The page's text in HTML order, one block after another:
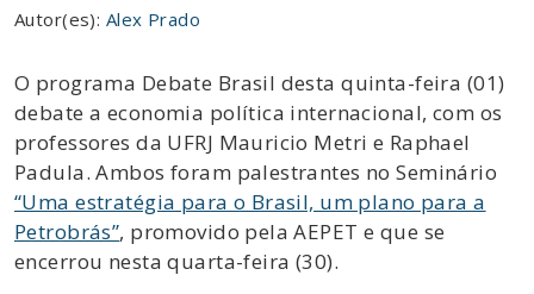
Autor(es): Alex Prado
O programa Debate Brasil desta quinta-feira (01)
debate a economia política internacional, com os
professores da UFRJ Mauricio Metri e Raphael
Padula. Ambos foram palestrantes no Seminário
“Uma estratégia para o Brasil, um plano para a
Petrobrás”, promovido pela AEPET e que se
encerrou nesta quarta-feira (30).